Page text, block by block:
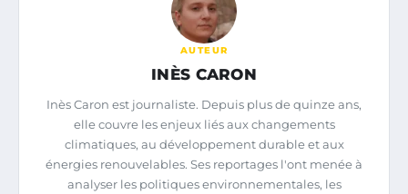
AUTEUR
INÈS CARON
Inès Caron est journaliste. Depuis plus de quinze ans,
elle couvre les enjeux liés aux changements
climatiques, au développement durable et aux
énergies renouvelables. Ses reportages l'ont menée à
analyser les politiques environnementales, les